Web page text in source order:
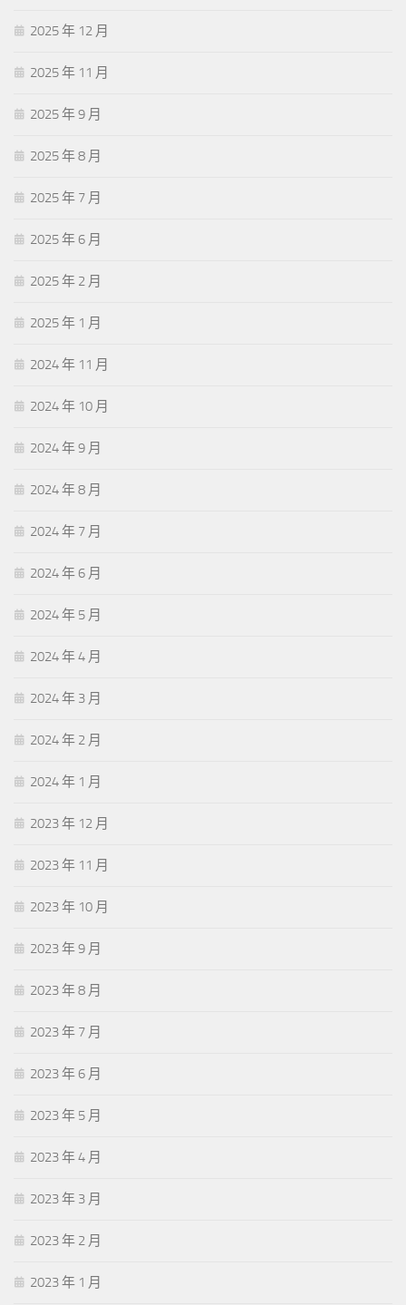
2025 年 12 月
2025 年 11 月
2025 年 9 月
2025 年 8 月
2025 年 7 月
2025 年 6 月
2025 年 2 月
2025 年 1 月
2024 年 11 月
2024 年 10 月
2024 年 9 月
2024 年 8 月
2024 年 7 月
2024 年 6 月
2024 年 5 月
2024 年 4 月
2024 年 3 月
2024 年 2 月
2024 年 1 月
2023 年 12 月
2023 年 11 月
2023 年 10 月
2023 年 9 月
2023 年 8 月
2023 年 7 月
2023 年 6 月
2023 年 5 月
2023 年 4 月
2023 年 3 月
2023 年 2 月
2023 年 1 月